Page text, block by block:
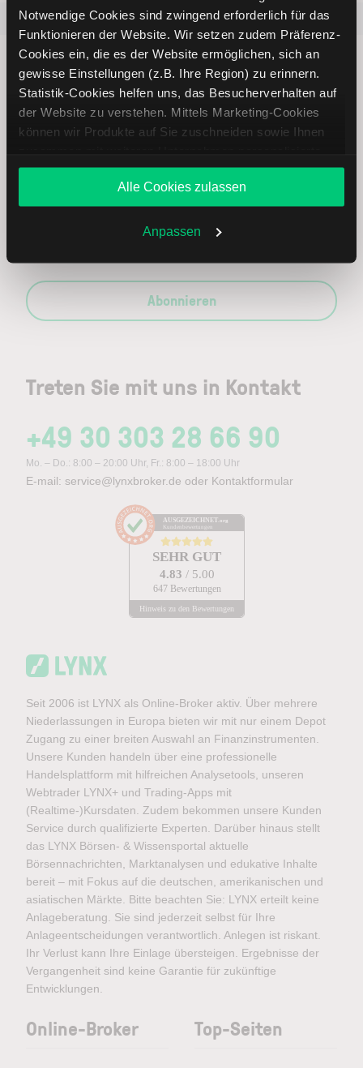
Notwendige Cookies sind zwingend erforderlich für das
Funktionieren der Website. Wir setzen zudem Präferenz-
Cookies ein, die es der Website ermöglichen, sich an
gewisse Einstellungen (z.B. Ihre Region) zu erinnern.
Statistik-Cookies helfen uns, das Besucherverhalten auf
der Website zu verstehen. Mittels Marketing-Cookies
können wir Produkte auf Sie zuschneiden sowie Ihnen
Angebote unterbreiten. Sie entscheiden, welche Cookies
Sie zulassen oder ablehnen. Ihre Entscheidung können
Sie jederzeit in denCookie-Einstellungenändern.
Weitere Infos auch in unsererDatenschutzerklärung
Alle Cookies zulassen
Anpassen
Beliebt ETR:PLUN Aktien im
Treten Sie mit uns in Kontakt
+49 30 303 28 66 90
Mo. – Do.: 8:00 – 20:00 Uhr, Fr.: 8:00 – 18:00 Uhr
E-mail: service@lynxbroker.de oder Kontaktformular
AUSGEZEICHNET .org
Kundenbewertungen
SEHR GUT
4.83 / 5.00
647 Bewertungen
Hinweis zu den Bewertungen
Immer up to date – mit unseren
Newslettern
Ihre E-Mail-Adresse (erforderlich)
Abonnieren
Seit 2006 ist LYNX als Online-Broker aktiv. Über mehrere
Niederlassungen in Europa bieten wir mit nur einem Depot
Zugang zu einer breiten Auswahl an Finanzinstrumenten.
Unsere Kunden handeln über eine professionelle
Handelsplattform mit hilfreichen Analysetools, unseren
Webtrader LYNX+ und Trading-Apps mit
(Realtime-)Kursdaten. Zudem bekommen unsere Kunden
Service durch qualifizierte Experten. Darüber hinaus stellt
das LYNX Börsen- & Wissensportal aktuelle
Börsennachrichten, Marktanalysen und edukative Inhalte
bereit – mit Fokus auf die deutschen, amerikanischen und
asiatischen Märkte. Bitte beachten Sie: LYNX erteilt keine
Anlageberatung. Sie sind jederzeit selbst für Ihre
Anlageentscheidungen verantwortlich. Anlegen ist riskant.
Ihr Verlust kann Ihre Einlage übersteigen. Ergebnisse der
Vergangenheit sind keine Garantie für zukünftige
Entwicklungen.
Online-Broker Top-Seiten